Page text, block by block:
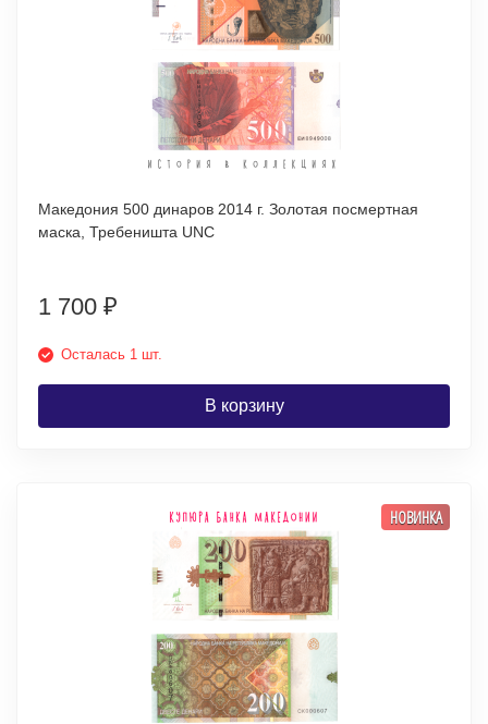
Македония 500 динаров 2014 г. Золотая посмертная
маска, Требеништа UNC
1 700 ₽
Осталась 1 шт.
В корзину
НОВИНКА